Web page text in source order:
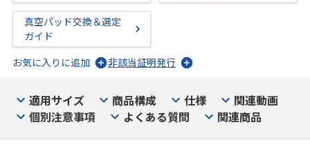
真空パッド交換＆選定
ガイド
お気に入りに追加
非該当証明発行
適用サイズ 商品構成 仕様
関連動画
個別注意事項
よくある質問 関連商品